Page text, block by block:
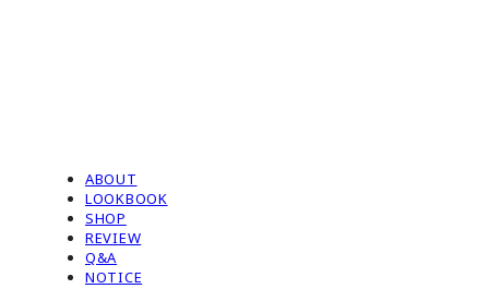
ABOUT
LOOKBOOK
SHOP
REVIEW
Q&A
NOTICE